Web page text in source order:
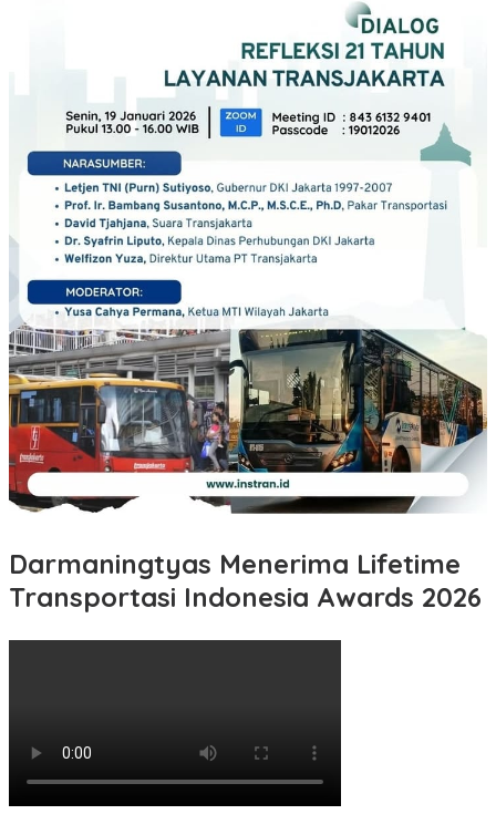
Darmaningtyas Menerima Lifetime
Transportasi Indonesia Awards 2026